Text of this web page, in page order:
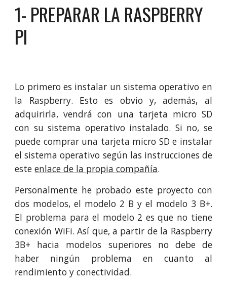
1- PREPARAR LA RASPBERRY
PI
Lo primero es instalar un sistema operativo en
la Raspberry. Esto es obvio y, además, al
adquirirla, vendrá con una tarjeta micro SD
con su sistema operativo instalado. Si no, se
puede comprar una tarjeta micro SD e instalar
el sistema operativo según las instrucciones de
esteenlace de la propia compañía.
Personalmente he probado este proyecto con
dos modelos, el modelo 2 B y el modelo 3 B+.
El problema para el modelo 2 es que no tiene
conexión WiFi. Así que, a partir de la Raspberry
3B+ hacia modelos superiores no debe de
haber ningún problema en cuanto al
rendimiento y conectividad.